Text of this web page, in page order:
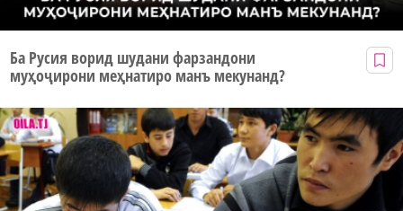
Ба Русия ворид шудани фарзандони
муҳоҷирони меҳнатиро манъ мекунанд?